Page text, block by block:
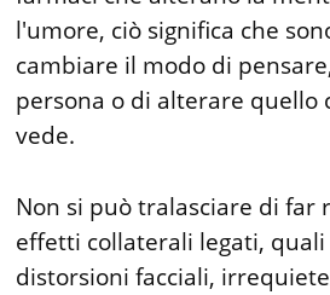
l'umore, ciò significa che
cambiare il modo di
persona o di alterare quello
vede.
Non si può tralasciare di far
effetti collaterali legati, quali
distorsioni facciali,